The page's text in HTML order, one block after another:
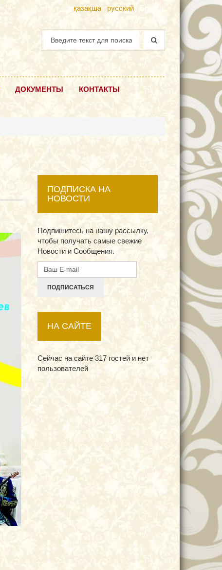
қазақша русский English
ДОКУМЕНТЫ КОНТАКТЫ
ПОДПИСКА НА
НОВОСТИ
Подпишитесь на нашу рассылку,
чтобы получать самые свежие
Новости и Сообщения.
ПОДПИСАТЬСЯ
НА САЙТЕ
Сейчас на сайте 317 гостей и нет
пользователей